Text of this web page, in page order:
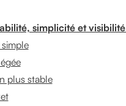
simplicité et
plus stable